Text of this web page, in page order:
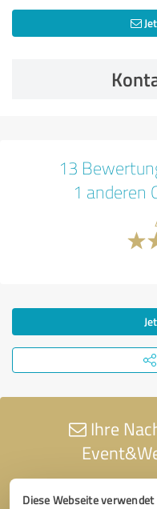
Diese Webseite verwendet
13
1 anderen
Ihre